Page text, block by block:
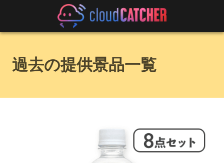
過去の提供景品一覧